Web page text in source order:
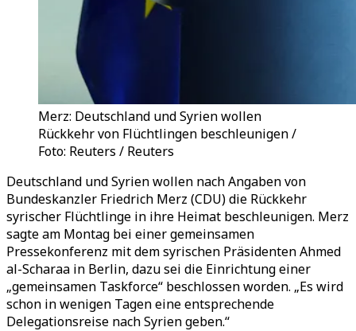
Merz: Deutschland und Syrien wollen
Rückkehr von Flüchtlingen beschleunigen /
Foto: Reuters / Reuters
Deutschland und Syrien wollen nach Angaben von
Bundeskanzler Friedrich Merz (CDU) die Rückkehr
syrischer Flüchtlinge in ihre Heimat beschleunigen. Merz
sagte am Montag bei einer gemeinsamen
Pressekonferenz mit dem syrischen Präsidenten Ahmed
al-Scharaa in Berlin, dazu sei die Einrichtung einer
„gemeinsamen Taskforce“ beschlossen worden. „Es wird
schon in wenigen Tagen eine entsprechende
Delegationsreise nach Syrien geben.“